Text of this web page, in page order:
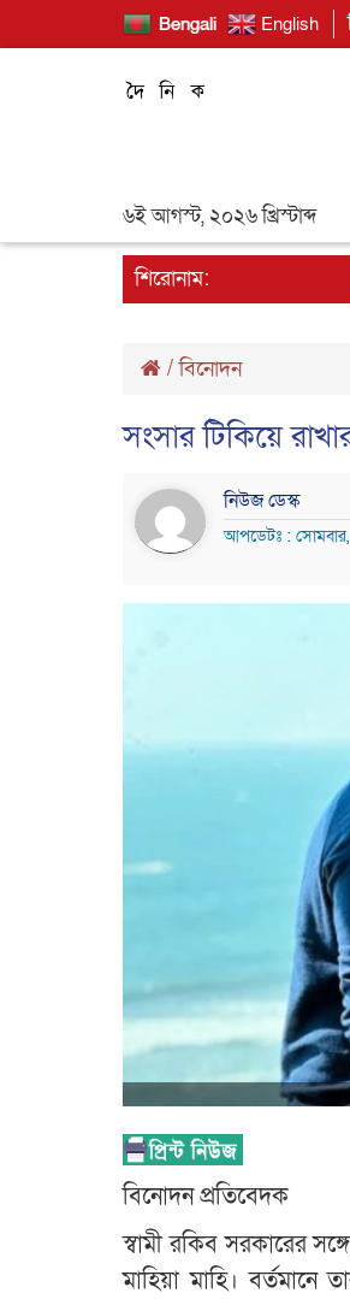
Bengali English
৬ই আগস্ট, ২০২৬ খ্রিস্টাব্দ
শিরোনাম:
/বিনোদন
সংসার টিকিয়ে
নিউজ ডেস্ক
আপডেটঃ : সোমবার,
বিনোদন প্রতিবেদক
স্বামী রকিব সরকারের
মাহিয়া মাহি।